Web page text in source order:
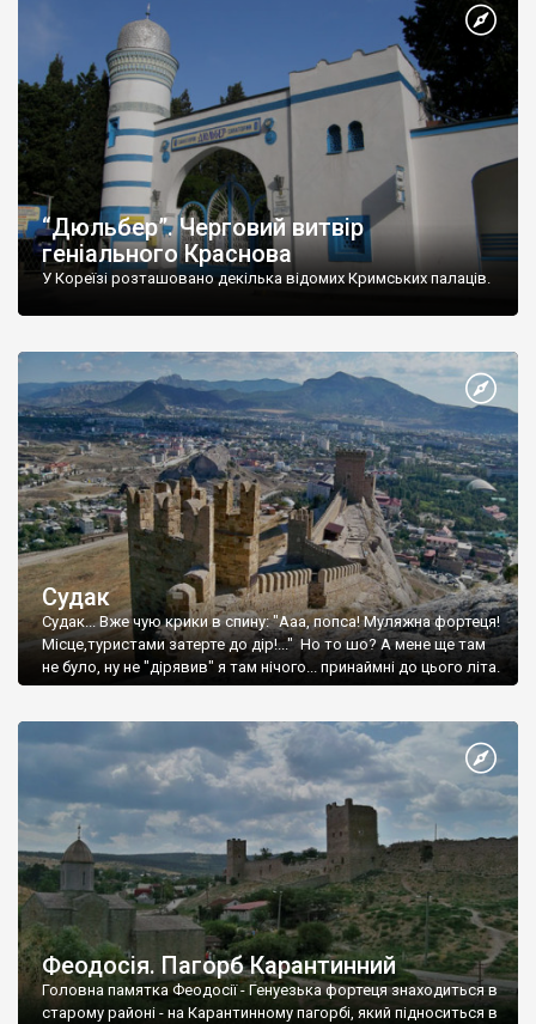
“Дюльбер”. Черговий витвір
геніального Краснова
У Кореїзі розташовано декілька відомих Кримських палаців.
Судак
Судак... Вже чую крики в спину: "Ааа, попса! Муляжна фортеця!
Місце,туристами затерте до дір!..." Но то шо? А мене ще там
не було, ну не "дірявив" я там нічого... принаймні до цього літа.
Феодосія. Пагорб Карантинний
Головна памятка Феодосії - Генуезька фортеця знаходиться в
старому районі - на Карантинному пагорбі, який підноситься в